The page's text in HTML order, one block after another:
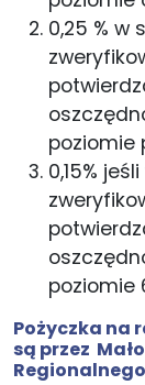
0,25 % w
poziomie
0,15%
poziomie
Pożyczka na
są przez